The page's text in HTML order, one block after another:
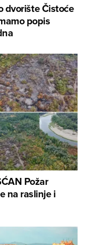
dvorište Čistoće
popis
Požar
na raslinje i